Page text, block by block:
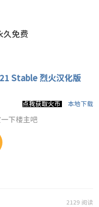
久免费
Stable 烈火汉化版
点我获取火币
本地下载
下楼主吧
2129 阅读